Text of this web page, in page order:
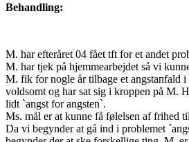
Behandling:
M. har efteråret 04 fået tft for et andet
M. har tjek på hjemmearbejdet så vi
M. fik for nogle år tilbage et angstanfald i
voldsomt og har sat sig i kroppen på M.
lidt `angst for angsten`.
Ms. mål er at kunne få følelsen af frihed
Da vi begynder at gå ind i problemet